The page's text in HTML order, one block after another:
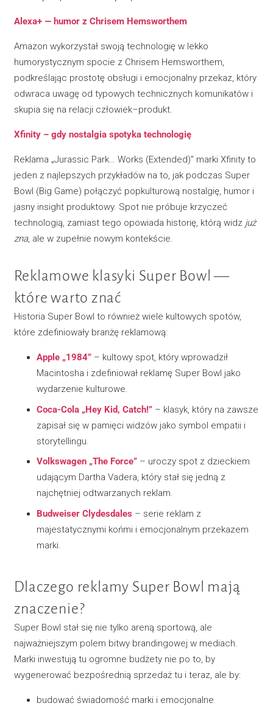
Alexa+ — humor z Chrisem Hemsworthem
Amazon wykorzystał swoją technologię w lekko
humorystycznym spocie z Chrisem Hemsworthem,
podkreślając prostotę obsługi i emocjonalny przekaz, który
odwraca uwagę od typowych technicznych komunikatów i
skupia się na relacji człowiek–produkt.
Xfinity – gdy nostalgia spotyka technologię
Reklama „Jurassic Park… Works (Extended)” marki Xfinity to
jeden z najlepszych przykładów na to, jak podczas Super
Bowl (Big Game) połączyć popkulturową nostalgię, humor i
jasny insight produktowy. Spot nie próbuje krzyczeć
technologią, zamiast tego opowiada historię, którą widz już
zna, ale w zupełnie nowym kontekście.
Reklamowe klasyki Super Bowl —
które warto znać
Historia Super Bowl to również wiele kultowych spotów,
które zdefiniowały branżę reklamową:
Apple „1984” – kultowy spot, który wprowadził
Macintosha i zdefiniował reklamę Super Bowl jako
wydarzenie kulturowe.
Coca-Cola „Hey Kid, Catch!” – klasyk, który na zawsze
zapisał się w pamięci widzów jako symbol empatii i
storytellingu.
Volkswagen „The Force” – uroczy spot z dzieckiem
udającym Dartha Vadera, który stał się jedną z
najchętniej odtwarzanych reklam.
Budweiser Clydesdales – serie reklam z
majestatycznymi końmi i emocjonalnym przekazem
marki.
Dlaczego reklamy Super Bowl mają
znaczenie?
Super Bowl stał się nie tylko areną sportową, ale
najważniejszym polem bitwy brandingowej w mediach.
Marki inwestują tu ogromne budżety nie po to, by
wygenerować bezpośrednią sprzedaż tu i teraz, ale by:
budować świadomość marki i emocjonalne